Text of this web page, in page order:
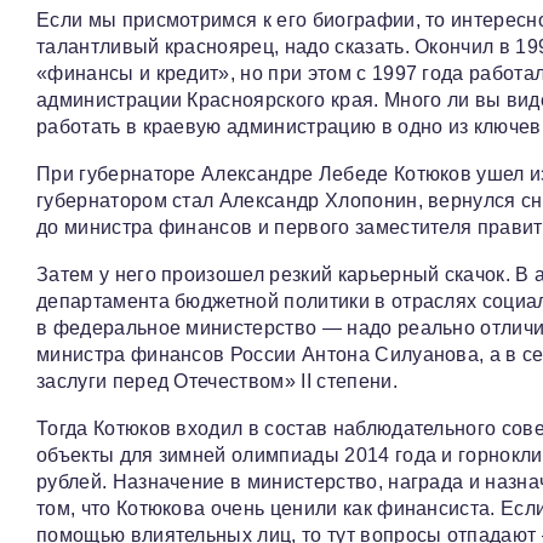
Если мы присмотримся к его биографии, то
талантливый красноярец, надо сказать. Окончил в
«финансы и кредит», но при этом с 1997 года
администрации Красноярского края. Много ли вы
работать в краевую администрацию в одно из
При губернаторе Александре Лебеде Котюков ушел
губернатором стал Александр Хлопонин, вернулся
до министра финансов и первого заместителя
Затем у него произошел резкий карьерный скачок.
департамента бюджетной политики в отраслях
в федеральное министерство — надо реально
министра финансов России Антона Силуанова, а в
заслуги перед Отечеством» II степени.
Тогда Котюков входил в состав наблюдательного
объекты для зимней олимпиады 2014 года и
рублей. Назначение в министерство, награда и
том, что Котюкова очень ценили как финансиста.
помощью влиятельных лиц, то тут вопросы отпадают